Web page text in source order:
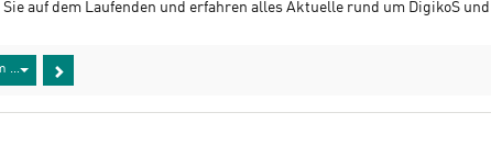
Sie auf dem Laufenden und erfahren alles Aktuelle rund um DigikoS
Baukästchen geplaudert: Die Ausbildung unserer SHKs